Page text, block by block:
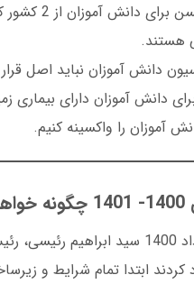
امکان
هستند.
دانش آموزان نباید اصل
دانش آموزان دارای
آموزان را واکسینه کنیم.
در جلسه امروز 29 مرداد 1400
کردند ابتدا تمام شرایط و